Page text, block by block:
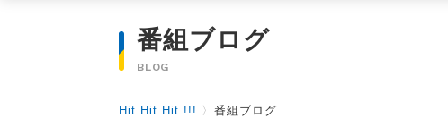
番組ブログ
BLOG
Hit Hit Hit !!! 〉 番組ブログ